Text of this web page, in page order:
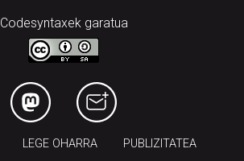
Codesyntaxek garatua
LEGE OHARRA PUBLIZITATEA